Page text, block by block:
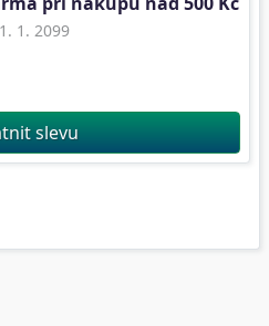
1. 2099
slevu